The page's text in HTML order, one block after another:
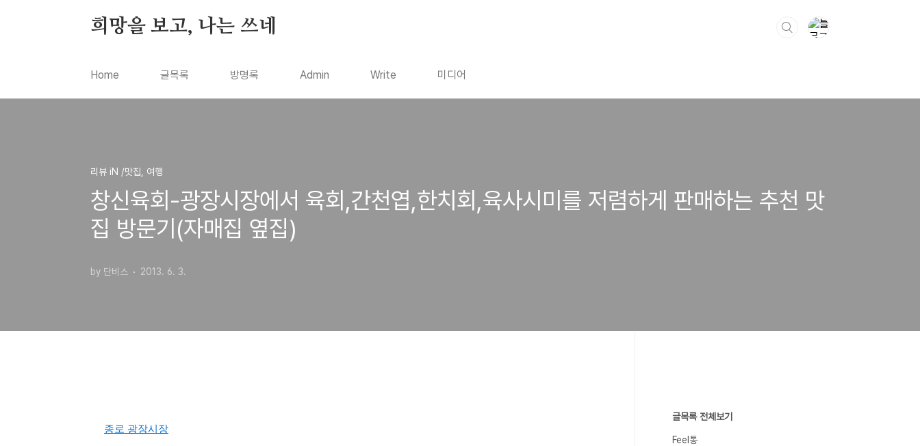
희망을 보고, 나는 쓰네
Home 글목록 방명록 Admin Write 미디어
리뷰 iN /맛집, 여행
창신육회-광장시장에서 육회,간천엽,한치회,육사시미를 저렴하게 판매하는 추천 맛
집 방문기(자매집 옆집)
by 단비스 2013. 6. 3.
종로 광장시장
글목록 전체보기
Feel통